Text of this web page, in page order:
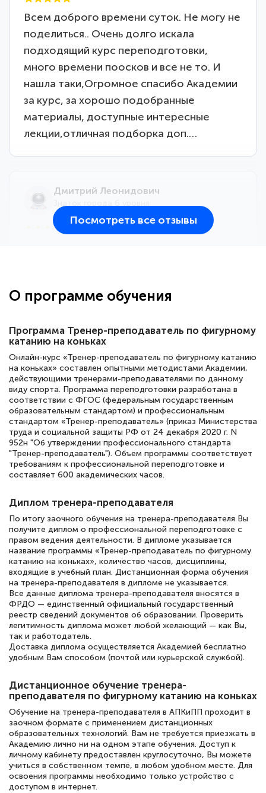
Всем доброго времени суток. Не могу не
поделиться.. Очень долго искала
подходящий курс переподготовки,
много времени поосков и все не то. И
нашла таки,Огромное спасибо Академии
за курс, за хорошо подобранные
материалы, доступные интересные
лекции,отличная подборка доп.…
Дмитрий Леонидович
большое количество методических
сдачи итоговой аттестации. Спасибо
Елена Кравченко
Знаток города 5 уровня
18 марта 2026
Выражаю благодарность за курс
повышения квалификации "Эксперт ЕГЭ по
русскому языку и литературе". Много
подготовиться к тестированию. Это
книги, методические рекомендации,
статьи. Времени на подготовку
достаточно. Курс помогает пройти
аттестацию в школе. Спасибо!
Евгения Коротких
Знаток города 2 уровня
Спасибо большое Академии! Грамотное,
вежливое сопровождение! Всё чётко и
понятно! Проходила повышение
квалификации. Ещё раз - СПАСИБО!
Посмотреть все отзывы
О программе обучения
Программа Тренер-преподаватель по фигурному
катанию на коньках
Онлайн-курс «Тренер-преподаватель по фигурному катанию
на коньках» составлен опытными методистами Академии,
действующими тренерами-преподавателями по данному
виду спорта. Программа переподготовки разработана в
соответствии с ФГОС (федеральным государственным
образовательным стандартом) и профессиональным
стандартом «Тренер-преподаватель» (приказ Министерства
труда и социальной защиты РФ от 24 декабря 2020 г. N
952н "Об утверждении профессионального стандарта
"Тренер-преподаватель"). Объем программы соответствует
требованиям к профессиональной переподготовке и
составляет 600 академических часов.
Диплом тренера-преподавателя
По итогу заочного обучения на тренера-преподавателя Вы
получите диплом о профессиональной переподготовке с
правом ведения деятельности. В дипломе указывается
название программы «Тренер-преподаватель по фигурному
катанию на коньках», количество часов, дисциплины,
входящие в учебный план. Дистанционная форма обучения
на тренера-преподавателя в дипломе не указывается.
Все данные диплома тренера-преподавателя вносятся в
ФРДО — единственный официальный государственный
реестр сведений документов об образовании. Проверить
легитимность диплома может любой желающий — как Вы,
так и работодатель.
Доставка диплома осуществляется Академией бесплатно
удобным Вам способом (почтой или курьерской службой).
Дистанционное обучение тренера-
преподавателя по фигурному катанию на коньках
Обучение на тренера-преподавателя в АПКиПП проходит в
заочном формате с применением дистанционных
образовательных технологий. Вам не требуется приезжать в
Академию лично ни на одном этапе обучения. Доступ к
личному кабинету предоставлен круглосуточно, Вы можете
учиться в собственном темпе, в любом удобном месте. Для
освоения программы необходимо только устройство с
доступом в интернет.